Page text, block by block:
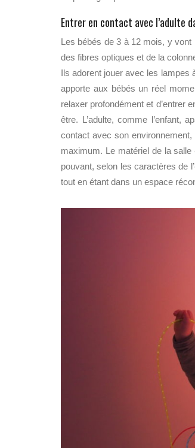
Entrer en contact avec l’adulte
Les bébés de 3 à 12 mois, y
des fibres optiques et de la
Ils adorent jouer avec les lampes
apporte aux bébés un réel
relaxer profondément et d’entrer
être. L’adulte, comme l’enfant,
contact avec son environnement,
maximum. Le matériel de la
pouvant, selon les caractères de
tout en étant dans un espace